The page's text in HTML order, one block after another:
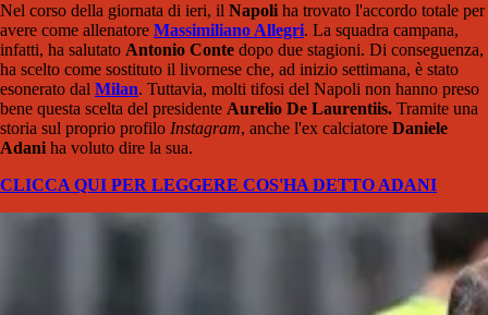
Nel corso della giornata di ieri, il Napoliha trovato l'accordo totale per
avere come allenatore Massimiliano Allegri. La squadra campana,
infatti, ha salutato Antonio Conte dopo due stagioni. Di conseguenza,
ha scelto come sostituto il livornese che, ad inizio settimana, è stato
esonerato dal Milan. Tuttavia, molti tifosi del Napoli non hanno preso
bene questa scelta del presidente Aurelio De Laurentiis. Tramite una
storia sul proprio profilo Instagram, anche l'ex calciatore Daniele
Adaniha voluto dire la sua.
CLICCA QUI PER LEGGERE COS'HA DETTO ADANI